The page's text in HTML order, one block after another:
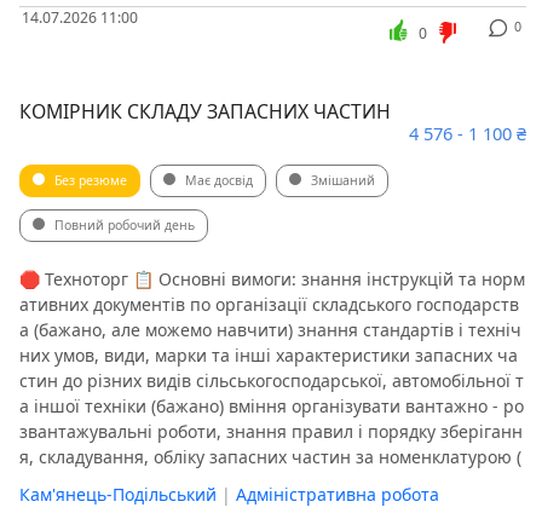
14.07.2026 11:00 0
0
КОМІРНИК СКЛАДУ ЗАПАСНИХ ЧАСТИН
4 576 - 1 100 ₴
Без резюме Має досвід Змішаний
Повний робочий день
🛑 Техноторг 📋 Основні вимоги: знання інструкцій та норм
ативних документів по організації складського господарств
а (бажано, але можемо навчити) знання стандартів і техніч
них умов, види, марки та інші характеристики запасних ча
стин до різних видів сільськогосподарської, автомобільної т
а іншої техніки (бажано) вміння організувати вантажно - ро
звантажувальні роботи, знання правил і порядку зберіганн
я, складування, обліку запасних частин за номенклатурою (
Кам'янець-Подільський | Адміністративна робота